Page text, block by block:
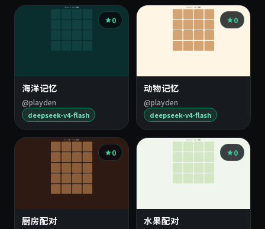
0
海洋记忆
@playden
deepseek-v4-flash
0
动物记忆
@playden
deepseek-v4-flash
0
厨房配对
0
水果配对